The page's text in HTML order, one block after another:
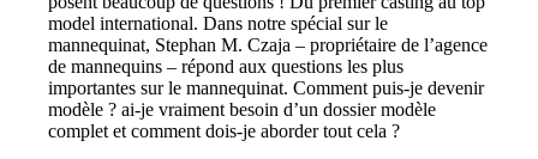
model international. Dans notre spécial sur le
mannequinat, Stephan M. Czaja – propriétaire de l’agence
de mannequins – répond aux questions les plus
importantes sur le mannequinat. Comment puis-je devenir
modèle ? ai-je vraiment besoin d’un dossier modèle
complet et comment dois-je aborder tout cela ?